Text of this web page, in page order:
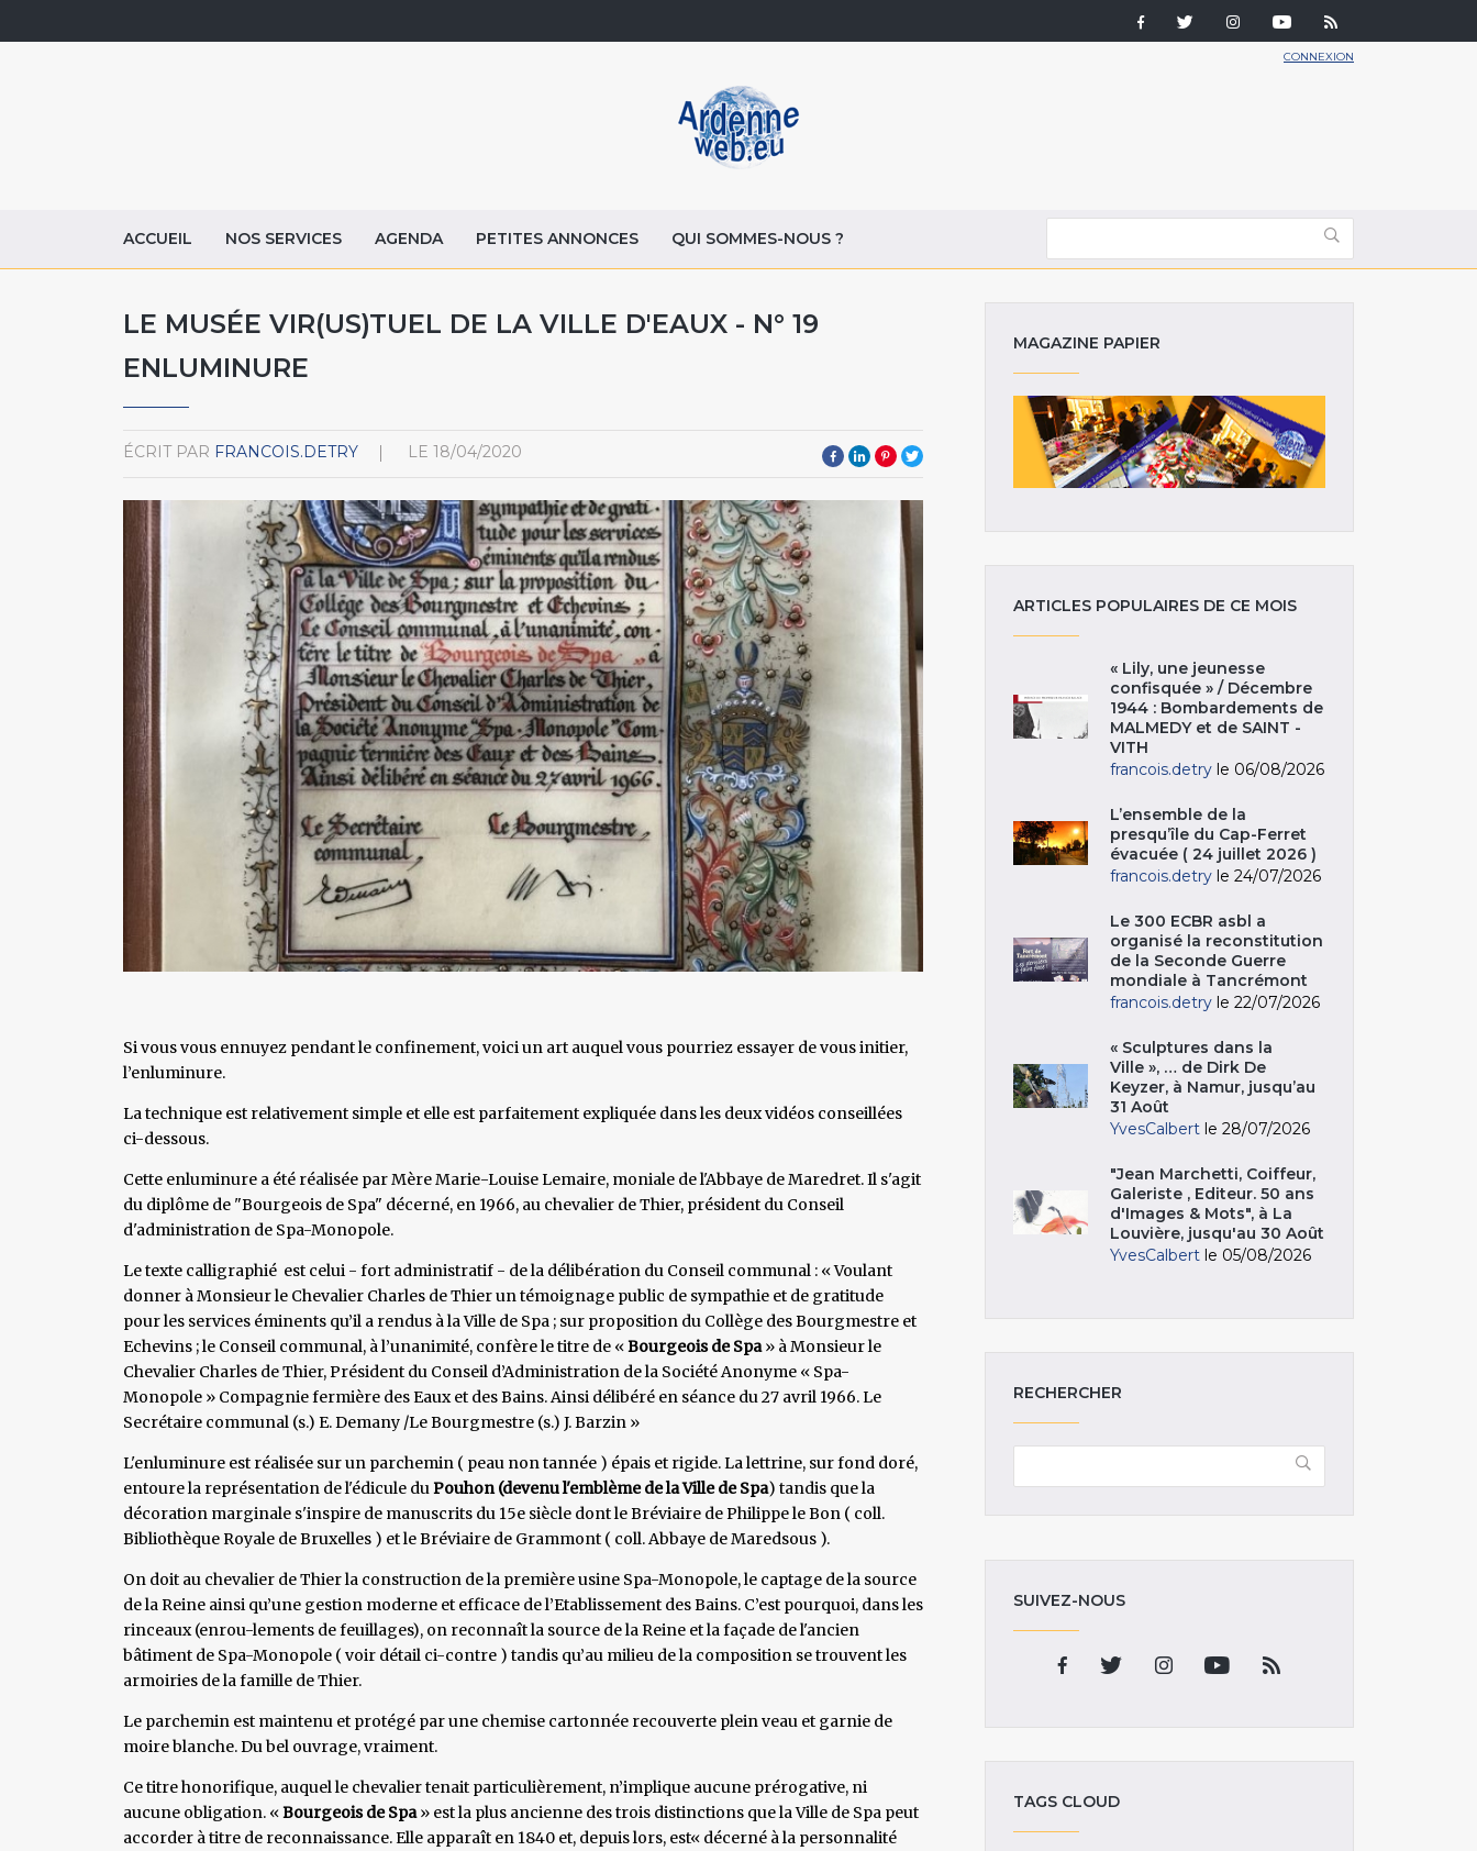
CONNEXION
ACCUEIL NOS SERVICES AGENDA PETITES ANNONCES QUI SOMMES-NOUS ?
LE MUSÉE VIR(US)TUEL DE LA VILLE D'EAUX - N° 19
ENLUMINURE
ÉCRIT PAR FRANCOIS.DETRY LE 18/04/2020
Si vous vous ennuyez pendant le confinement, voici un art auquel vous pourriez essayer de vous initier,
l’enluminure.
La technique est relativement simple et elle est parfaitement expliquée dans les deux vidéos conseillées
ci-dessous.
Cette enluminure a été réalisée par Mère Marie-Louise Lemaire, moniale de l'Abbaye de Maredret. Il s'agit
du diplôme de "Bourgeois de Spa" décerné, en 1966, au chevalier de Thier, président du Conseil
d'administration de Spa-Monopole.
Le texte calligraphié est celui - fort administratif - de la délibération du Conseil communal : « Voulant
donner à Monsieur le Chevalier Charles de Thier un témoignage public de sympathie et de gratitude
pour les services éminents qu’il a rendus à la Ville de Spa ; sur proposition du Collège des Bourgmestre et
Echevins ; le Conseil communal, à l’unanimité, confère le titre de «Bourgeois de Spa» à Monsieur le
Chevalier Charles de Thier, Président du Conseil d’Administration de la Société Anonyme « Spa-
Monopole » Compagnie fermière des Eaux et des Bains. Ainsi délibéré en séance du 27 avril 1966. Le
Secrétaire communal (s.) E. Demany /Le Bourgmestre (s.) J. Barzin »
L'enluminure est réalisée sur un parchemin ( peau non tannée ) épais et rigide. La lettrine, sur fond doré,
entoure la représentation de l'édicule duPouhon (devenu l'emblème de la Ville de Spa) tandis que la
décoration marginale s'inspire de manuscrits du 15e siècle dont le Bréviaire de Philippe le Bon ( coll.
Bibliothèque Royale de Bruxelles ) et le Bréviaire de Grammont ( coll. Abbaye de Maredsous ).
On doit au chevalier de Thier la construction de la première usine Spa-Monopole, le captage de la source
de la Reine ainsi qu’une gestion moderne et efficace de l’Etablissement des Bains. C’est pourquoi, dans les
rinceaux (enrou-lements de feuillages), on reconnaît la source de la Reine et la façade de l'ancien
bâtiment de Spa-Monopole ( voir détail ci-contre ) tandis qu’au milieu de la composition se trouvent les
armoiries de la famille de Thier.
Le parchemin est maintenu et protégé par une chemise cartonnée recouverte plein veau et garnie de
moire blanche. Du bel ouvrage, vraiment.
Ce titre honorifique, auquel le chevalier tenait particulièrement, n’implique aucune prérogative, ni
aucune obligation. «Bourgeois de Spa» est la plus ancienne des trois distinctions que la Ville de Spa peut
accorder à titre de reconnaissance. Elle apparaît en 1840 et, depuis lors, est« décerné à la personnalité
MAGAZINE PAPIER
ARTICLES POPULAIRES DE CE MOIS
« Lily, une jeunesse
confisquée » / Décembre
1944 : Bombardements de
MALMEDY et de SAINT -
VITH
francois.detry le 06/08/2026
L’ensemble de la
presqu’île du Cap-Ferret
évacuée ( 24 juillet 2026 )
francois.detry le 24/07/2026
Le 300 ECBR asbl a
organisé la reconstitution
de la Seconde Guerre
mondiale à Tancrémont
francois.detry le 22/07/2026
« Sculptures dans la
Ville », … de Dirk De
Keyzer, à Namur, jusqu’au
31 Août
YvesCalbert le 28/07/2026
"Jean Marchetti, Coiffeur,
Galeriste , Editeur. 50 ans
d'Images & Mots", à La
Louvière, jusqu'au 30 Août
YvesCalbert le 05/08/2026
RECHERCHER
SUIVEZ-NOUS
TAGS CLOUD